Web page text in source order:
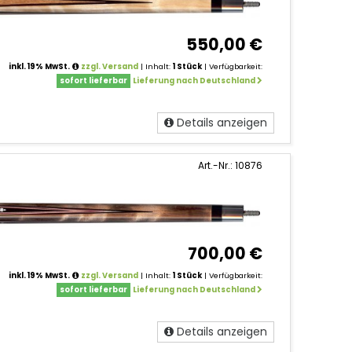
550,00 €
inkl. 19% MwSt. zzgl. Versand | Inhalt:1 Stück | Verfügbarkeit:
sofort lieferbar
Lieferung nach Deutschland
Details anzeigen
Art.-Nr.: 10876
700,00 €
inkl. 19% MwSt. zzgl. Versand | Inhalt:1 Stück | Verfügbarkeit:
sofort lieferbar
Lieferung nach Deutschland
Details anzeigen